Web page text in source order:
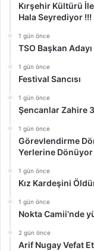
Kırşehir Kültürü
Hala Seyrediyor !!!
1 gün önce
TSO Başkan
1 gün önce
Festival Sancısı
1 gün önce
Şencanlar Zahire
1 gün önce
Görevlendirme
Yerlerine Dönüyor
1 gün önce
Kız Kardeşini
1 gün önce
Nokta Camii’nde
2 gün önce
Arif Nugay Vefat